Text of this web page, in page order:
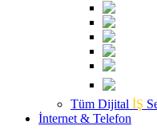
Tüm Dijital İŞ
İnternet & Telefon